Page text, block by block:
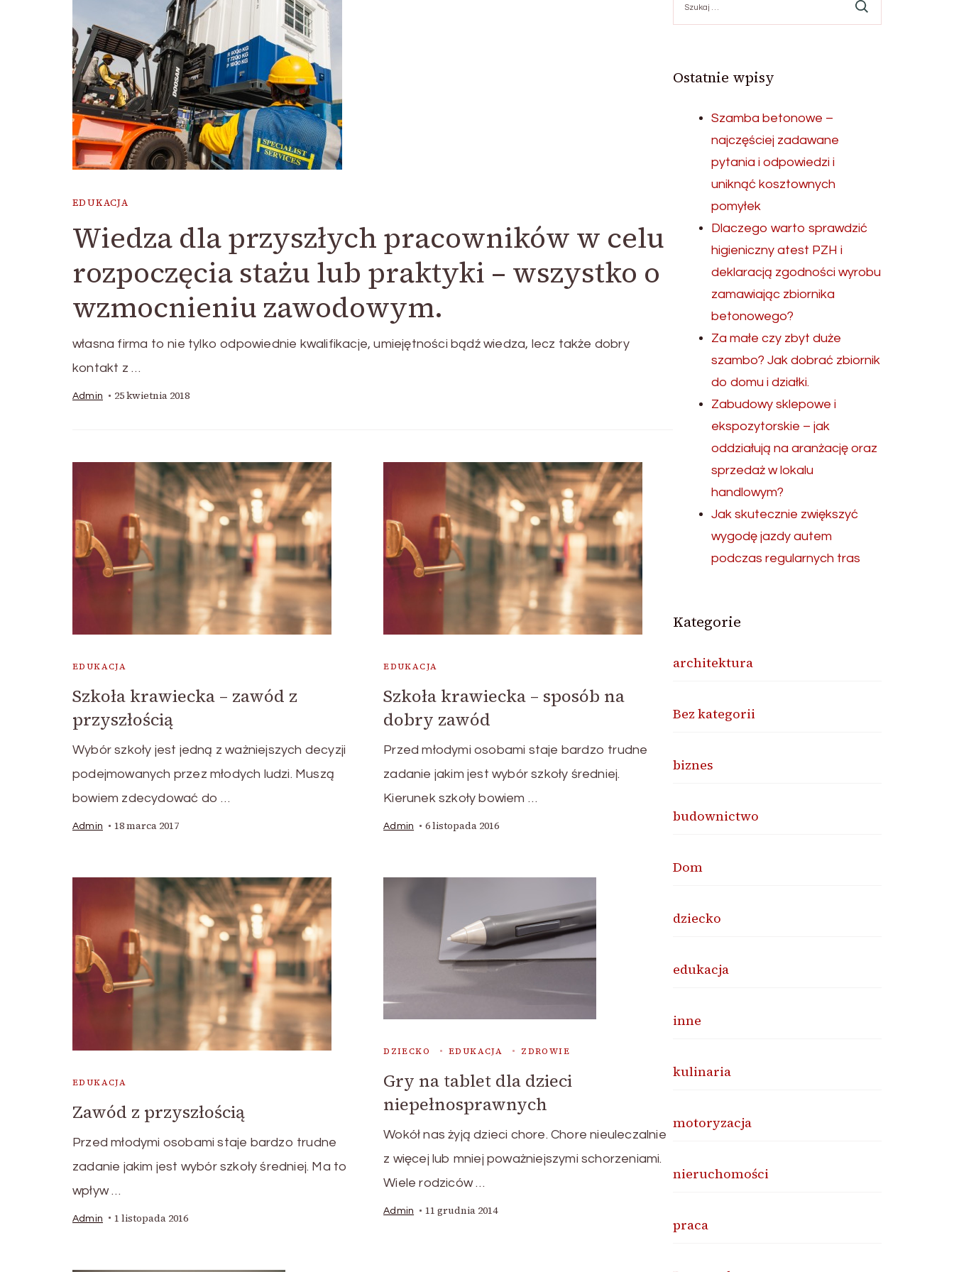
EDUKACJA
Wiedza dla przyszłych pracowników w celu
rozpoczęcia stażu lub praktyki – wszystko o
wzmocnieniu zawodowym.
własna firma to nie tylko odpowiednie kwalifikacje, umiejętności bądź wiedza, lecz także dobry
kontakt z …
Admin 25 kwietnia 2018
EDUKACJA
Szkoła krawiecka – zawód z
przyszłością
Wybór szkoły jest jedną z ważniejszych decyzji
podejmowanych przez młodych ludzi. Muszą
bowiem zdecydować do …
Admin 18 marca 2017
EDUKACJA
Szkoła krawiecka – sposób na
dobry zawód
Przed młodymi osobami staje bardzo trudne
zadanie jakim jest wybór szkoły średniej.
Kierunek szkoły bowiem …
Admin 6 listopada 2016
EDUKACJA
Zawód z przyszłością
Przed młodymi osobami staje bardzo trudne
zadanie jakim jest wybór szkoły średniej. Ma to
wpływ …
Admin 1 listopada 2016
DZIECKO EDUKACJA ZDROWIE
Gry na tablet dla dzieci
niepełnosprawnych
Wokół nas żyją dzieci chore. Chore nieuleczalnie
z więcej lub mniej poważniejszymi schorzeniami.
Wiele rodziców …
Admin 11 grudnia 2014
Ostatnie wpisy
Szamba betonowe –
najczęściej zadawane
pytania i odpowiedzi i
uniknąć kosztownych
pomyłek
Dlaczego warto sprawdzić
higieniczny atest PZH i
deklaracją zgodności wyrobu
zamawiając zbiornika
betonowego?
Za małe czy zbyt duże
szambo? Jak dobrać zbiornik
do domu i działki.
Zabudowy sklepowe i
ekspozytorskie – jak
oddziałują na aranżację oraz
sprzedaż w lokalu
handlowym?
Jak skutecznie zwiększyć
wygodę jazdy autem
podczas regularnych tras
Kategorie
architektura
Bez kategorii
biznes
budownictwo
Dom
dziecko
edukacja
inne
kulinaria
motoryzacja
nieruchomości
praca